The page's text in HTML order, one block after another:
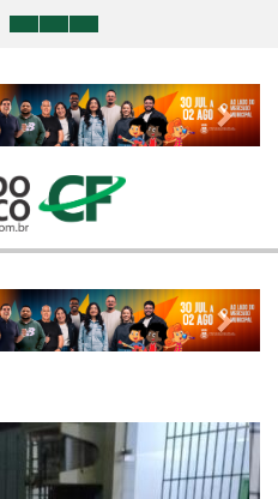
Next
Next